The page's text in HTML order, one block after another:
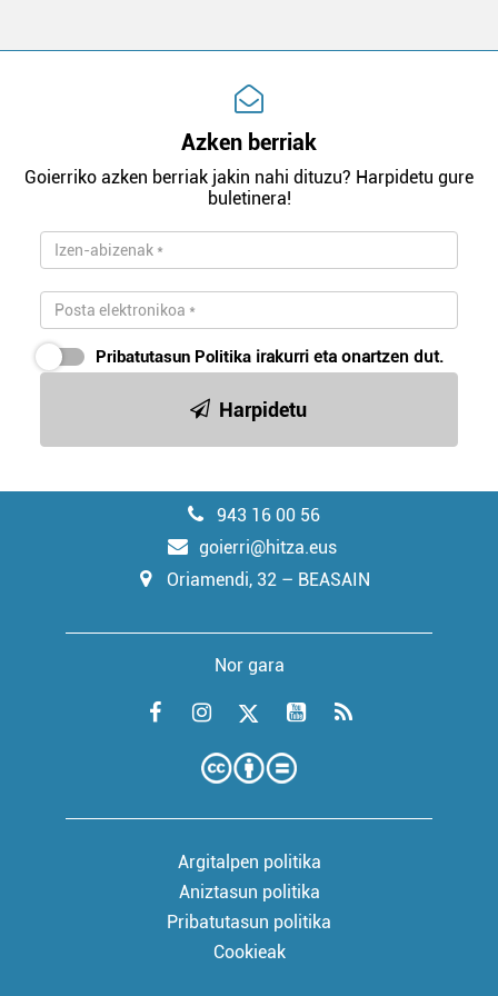
Azken berriak
Goierriko azken berriak jakin nahi dituzu? Harpidetu gure
buletinera!
Pribatutasun Politika irakurri eta onartzen dut.
Harpidetu
943 16 00 56
goierri@hitza.eus
Oriamendi, 32 – BEASAIN
Nor gara
Argitalpen politika
Aniztasun politika
Pribatutasun politika
Cookieak